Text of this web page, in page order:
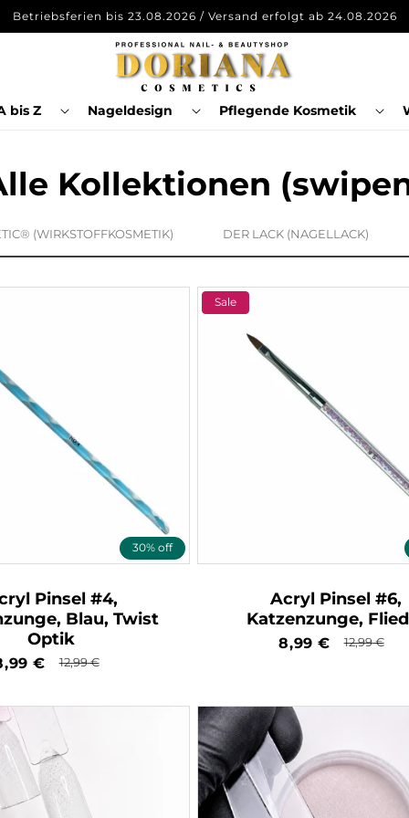
Garantie* - Kauf auf Raten (über Klarna) - Kostenloser
bis Z Nageldesign Pflegende Kosmetik
Kollektionen
(WIRKSTOFFKOSMETIK) DER LACK (NAGELLACK)
30% off
Pinsel #4,
Blau, Twist
Optik
€
Normaler
12,99€
Sale
Acryl Pinsel #6,
Katzenzunge,
Verkaufspreis
8,99 €
Normaler
12,99€